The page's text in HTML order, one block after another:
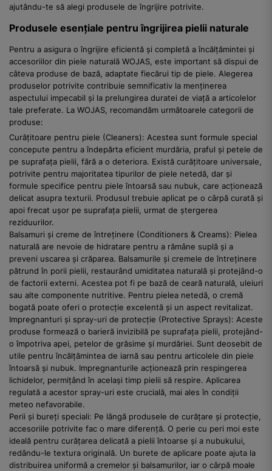
ajutându-te să alegi produsele de îngrijire potrivite.
Produsele esențiale pentru îngrijirea pielii naturale
Pentru a asigura o îngrijire eficientă și completă a încălțămintei și
accesoriilor din piele naturală WOJAS, este important să dispui de
câteva produse de bază, adaptate fiecărui tip de piele. Alegerea
produselor potrivite contribuie semnificativ la menținerea
aspectului impecabil și la prelungirea duratei de viață a articolelor
tale preferate. La WOJAS, recomandăm următoarele categorii de
produse:
Curățitoare pentru piele (Cleaners): Acestea sunt formule special
concepute pentru a îndepărta eficient murdăria, praful și petele de
pe suprafața pielii, fără a o deteriora. Există curățitoare universale,
potrivite pentru majoritatea tipurilor de piele netedă, dar și
formule specifice pentru piele întoarsă sau nubuk, care acționează
delicat asupra texturii. Produsul trebuie aplicat pe o cârpă curată și
apoi frecat ușor pe suprafața pielii, urmat de ștergerea
reziduurilor.
Balsamuri și creme de întreținere (Conditioners & Creams): Pielea
naturală are nevoie de hidratare pentru a rămâne suplă și a
preveni uscarea și crăparea. Balsamurile și cremele de întreținere
pătrund în porii pielii, restaurând umiditatea naturală și protejând-o
de factorii externi. Acestea pot fi pe bază de ceară naturală, uleiuri
sau alte componente nutritive. Pentru pielea netedă, o cremă
bogată poate oferi o protecție excelentă și un aspect revitalizat.
Impregnanturi și spray-uri de protecție (Protective Sprays): Aceste
produse formează o barieră invizibilă pe suprafața pielii, protejând-
o împotriva apei, petelor de grăsime și murdăriei. Sunt deosebit de
utile pentru încălțămintea de iarnă sau pentru articolele din piele
întoarsă și nubuk. Impregnanturile acționează prin respingerea
lichidelor, permițând în același timp pielii să respire. Aplicarea
regulată a acestor spray-uri este crucială, mai ales în condiții
meteo nefavorabile.
Perii și bureți speciali: Pe lângă produsele de curățare și protecție,
accesoriile potrivite fac o mare diferență. O perie cu peri moi este
ideală pentru curățarea delicată a pielii întoarse și a nubukului,
redându-le textura originală. Un burete de aplicare poate ajuta la
distribuirea uniformă a cremelor și balsamurilor, iar o cârpă moale